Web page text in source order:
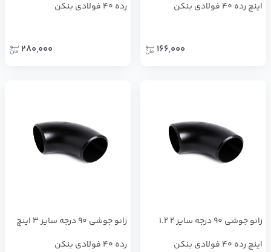
اینچ رده 40 فولادی بنکن
166,000
رده 40 فولادی بنکن
280,000
زانو جوشی 90 درجه سایز 2 1.2
اینچ رده 40 فولادی بنکن
زانو جوشی 90 درجه سایز 3 اینچ
رده 40 فولادی بنکن